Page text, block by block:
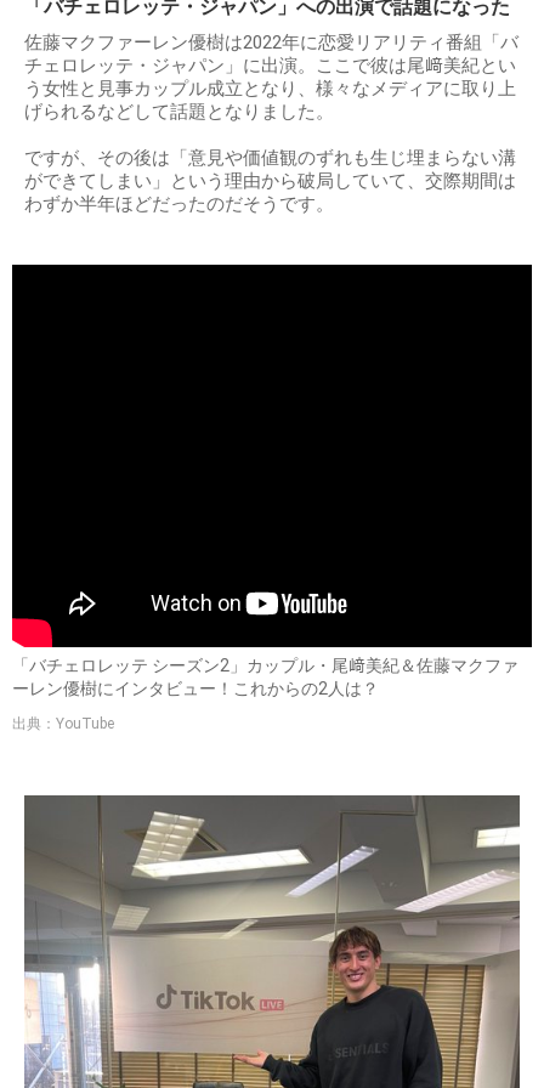
「バチェロレッテ・ジャパン」への出演で話題になった
佐藤マクファーレン優樹は2022年に恋愛リアリティ番組「バ
チェロレッテ・ジャパン」に出演。ここで彼は尾﨑美紀とい
う女性と見事カップル成立となり、様々なメディアに取り上
げられるなどして話題となりました。
ですが、その後は「意見や価値観のずれも生じ埋まらない溝
ができてしまい」という理由から破局していて、交際期間は
わずか半年ほどだったのだそうです。
「バチェロレッテ シーズン2」カップル・尾﨑美紀＆佐藤マクファ
ーレン優樹にインタビュー！これからの2人は？
出典：YouTube